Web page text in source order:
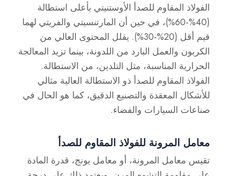
الفولاذ المقاوم للصدأ الأوستنيتي بأعلى استطالة
(40%-60%)، في حين أن المارتنسيتي والفريتي لهما
قيم أقل (20%-30%). يقلل المحتوى العالي من
الكربون والعمل البارد من اللدونة، بينما تزيد المعالجة
الحرارية المناسبة، مثل التلدين، من الاستطالة.
الفولاذ المقاوم للصدأ ذو الاستطالة العالية مثالي
للأشكال المعقدة والتصنيع الدقيق، كما هو الحال في
صناعات السيارات والفضاء.
معامل المرونة للفولاذ المقاوم للصدأ
تقيس معامل المرونة، أو معامل يونج، قدرة المادة